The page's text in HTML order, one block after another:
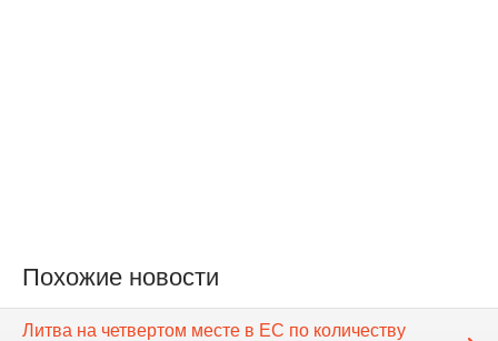
Похожие новости
Литва на четвертом месте в ЕС по количеству